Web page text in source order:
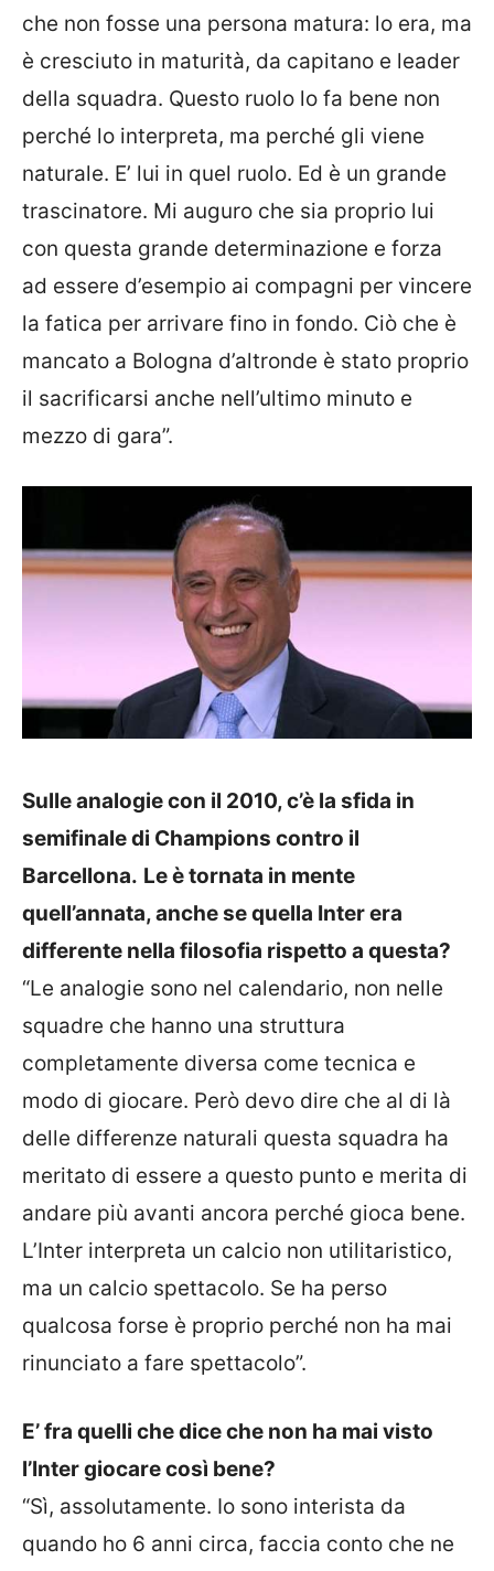
che non fosse una persona matura: lo era, ma
è cresciuto in maturità, da capitano e leader
della squadra. Questo ruolo lo fa bene non
perché lo interpreta, ma perché gli viene
naturale. E’ lui in quel ruolo. Ed è un grande
trascinatore. Mi auguro che sia proprio lui
con questa grande determinazione e forza
ad essere d’esempio ai compagni per vincere
la fatica per arrivare fino in fondo. Ciò che è
mancato a Bologna d’altronde è stato proprio
il sacrificarsi anche nell’ultimo minuto e
mezzo di gara”.
Sulle analogie con il 2010, c’è la sfida in
semifinale di Champions contro il
Barcellona. Le è tornata in mente
quell’annata, anche se quella Inter era
differente nella filosofia rispetto a questa?
“Le analogie sono nel calendario, non nelle
squadre che hanno una struttura
completamente diversa come tecnica e
modo di giocare. Però devo dire che al di là
delle differenze naturali questa squadra ha
meritato di essere a questo punto e merita di
andare più avanti ancora perché gioca bene.
L’Inter interpreta un calcio non utilitaristico,
ma un calcio spettacolo. Se ha perso
qualcosa forse è proprio perché non ha mai
rinunciato a fare spettacolo”.
E’ fra quelli che dice che non ha mai visto
l’Inter giocare così bene?
“Sì, assolutamente. Io sono interista da
quando ho 6 anni circa, faccia conto che ne